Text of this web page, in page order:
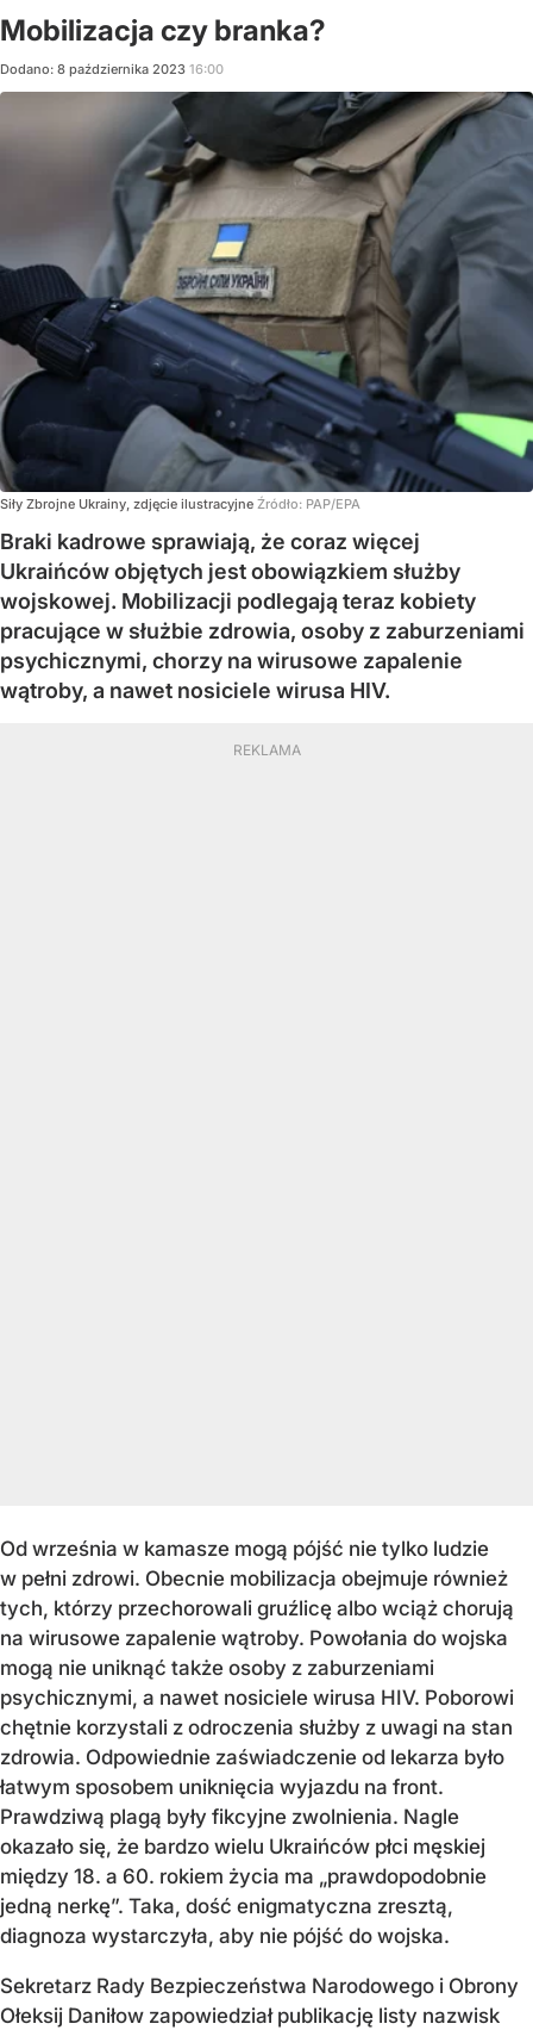
Mobilizacja czy branka?
Dodano: 8 października 2023 16:00
Siły Zbrojne Ukrainy, zdjęcie ilustracyjne Źródło: PAP/EPA
Braki kadrowe sprawiają, że coraz więcej
Ukraińców objętych jest obowiązkiem służby
wojskowej. Mobilizacji podlegają teraz kobiety
pracujące w służbie zdrowia, osoby z zaburzeniami
psychicznymi, chorzy na wirusowe zapalenie
wątroby, a nawet nosiciele wirusa HIV.
Od września w kamasze mogą pójść nie tylko ludzie
w pełni zdrowi. Obecnie mobilizacja obejmuje również
tych, którzy przechorowali gruźlicę albo wciąż chorują
na wirusowe zapalenie wątroby. Powołania do wojska
mogą nie uniknąć także osoby z zaburzeniami
psychicznymi, a nawet nosiciele wirusa HIV. Poborowi
chętnie korzystali z odroczenia służby z uwagi na stan
zdrowia. Odpowiednie zaświadczenie od lekarza było
łatwym sposobem uniknięcia wyjazdu na front.
Prawdziwą plagą były fikcyjne zwolnienia. Nagle
okazało się, że bardzo wielu Ukraińców płci męskiej
między 18. a 60. rokiem życia ma „prawdopodobnie
jedną nerkę”. Taka, dość enigmatyczna zresztą,
diagnoza wystarczyła, aby nie pójść do wojska.
Sekretarz Rady Bezpieczeństwa Narodowego i Obrony
Ołeksij Daniłow zapowiedział publikację listy nazwisk